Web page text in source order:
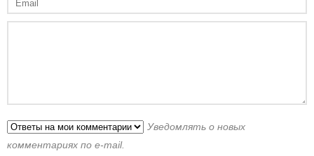
Уведомлять о новых
комментариях по e-mail.